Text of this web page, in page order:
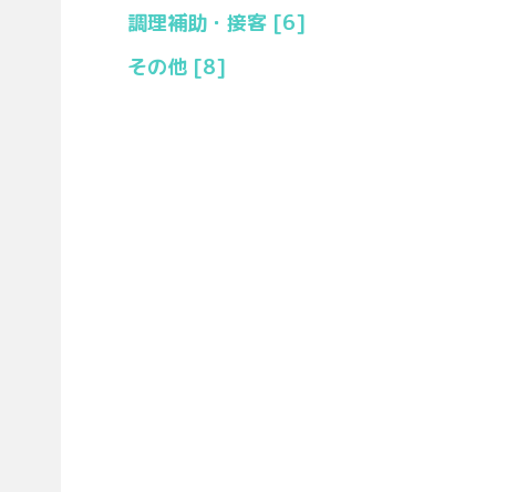
調理補助・接客 [6]
その他 [8]